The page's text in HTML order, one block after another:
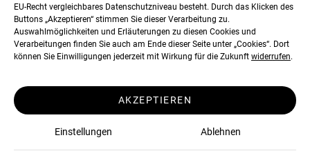
Kartenansicht
EU-Recht vergleichbares Datenschutzniveau besteht. Durch das Klicken des
Buttons „Akzeptieren“ stimmen Sie dieser Verarbeitung zu.
Auswahlmöglichkeiten und Erläuterungen zu diesen Cookies und
Verarbeitungen finden Sie auch am Ende dieser Seite unter „Cookies“. Dort
können Sie Einwilligungen jederzeit mit Wirkung für die Zukunft widerrufen.
Einstellungen Ablehnen
AKZEPTIEREN